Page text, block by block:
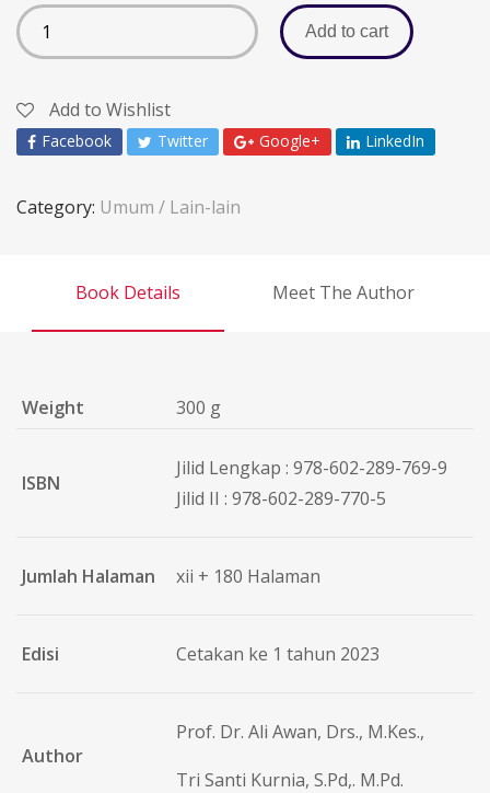
Add to cart
Add to Wishlist
Facebook Twitter Google+ LinkedIn
Category: Umum / Lain-lain
Book Details Meet The Author
Weight 300 g
ISBN
Jilid Lengkap : 978-602-289-769-9
Jilid II : 978-602-289-770-5
Jumlah Halaman xii + 180 Halaman
Edisi Cetakan ke 1 tahun 2023
Author
Prof. Dr. Ali Awan, Drs., M.Kes.,
Tri Santi Kurnia, S.Pd,. M.Pd.